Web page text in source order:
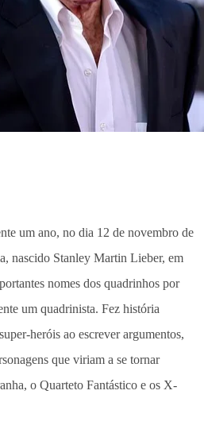
um ano, no dia 12 de novembro de
nascido Stanley Martin Lieber, em
nomes dos quadrinhos por
um quadrinista. Fez história
heróis ao escrever argumentos,
que viriam a se tornar
o Quarteto Fantástico e os X-